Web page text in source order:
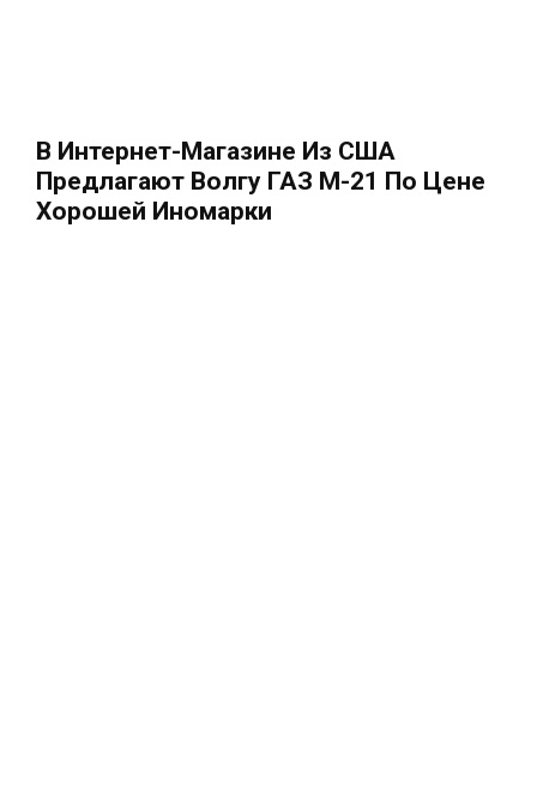
В Интернет-Магазине Из США
Предлагают Волгу ГАЗ М-21 По Цене
Хорошей Иномарки